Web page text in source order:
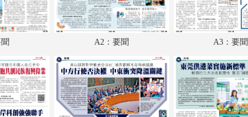
A2：要聞 A3：要聞